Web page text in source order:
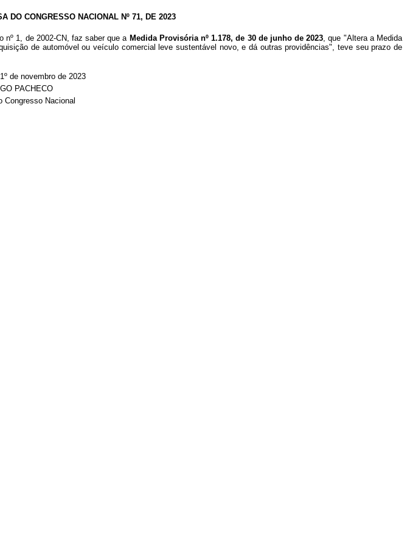
DO CONGRESSO NACIONAL Nº 71, DE 2023
nº 1, de 2002-CN, faz saber que a Medida Provisória nº 1.178, de 30 de junho de 2023, que "Altera a Medida
de automóvel ou veículo comercial leve sustentável novo, e dá outras providências", teve seu prazo de
de novembro de 2023
PACHECO
Congresso Nacional